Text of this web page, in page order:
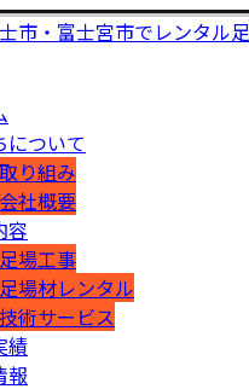
について
取り組み
会社概要
容
足場工事
足場材レンタル
技術サービス
績
報